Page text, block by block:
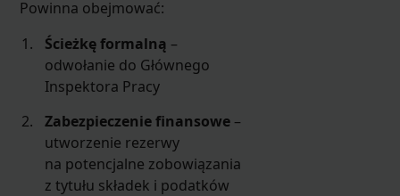
Powinna obejmować:
Ścieżkę formalną –
odwołanie do Głównego
Inspektora Pracy
Zabezpieczenie finansowe –
utworzenie rezerwy
na potencjalne zobowiązania
z tytułu składek i podatków